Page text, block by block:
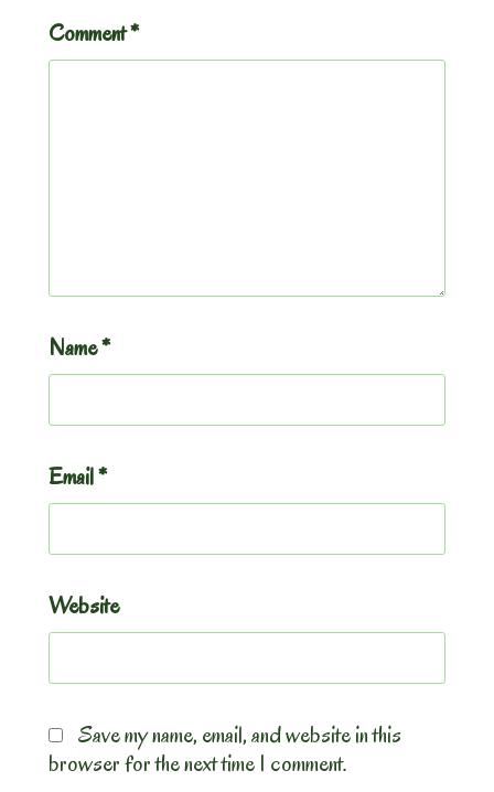
Comment*
Name*
Email*
Website
Save my name, email, and website in this
browser for the next time I comment.